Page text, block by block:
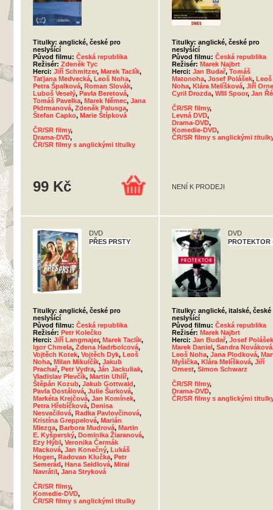
Titulky: anglické, české pro
neslyšící
Původ filmu: Česká republika
Režisér: Zdeněk Tyc
Herci: Jiří Schmitzer, Marek Taclík,
Taťjana Medvecká, Leoš Noha,
Petra Špalková, Roman Slovák,
Luboš Veselý, Pavla Beretová,
Tomáš Pavelka, Marek Němec, Jana
Pidrmanová, Zdeněk Palusga,
Štefan Capko, Marie Štípková
ČR/SR filmy,
Drama-DVD,
ČR/SR filmy s anglickými titulky
99 Kč
Titulky: anglické, české pro
neslyšící
Původ filmu: Česká republika
Režisér: Marek Najbrt
Herci: Jan Budař, Tomáš
Matonoha, Josef Polášek, Leoš
Noha, Klára Melíšková, Jiří
Cyril Drozda, Will Spoor, Jan
ČR/SR filmy,
Levná DVD,
Drama-DVD,
Komedie-DVD,
ČR/SR filmy s anglickými
NENÍ K PRODEJI
DVD
PŘES PRSTY
Titulky: anglické, české pro
neslyšící
Původ filmu: Česká republika
Režisér: Petr Kolečko
Herci: Jiří Langmajer, Marek Taclík,
Igor Chmela, Zdena Hadrbolcová,
Vojtěch Kotek, Vojtěch Dyk, Leoš
Noha, Milan Mikulčík, Jakub
Prachař, Petr Vydra, Ján Jackuliak,
Vladislav Plevčík, Martin Uhlíř,
Štěpán Kozub, Jakub Gottwald,
Pavla Dostálová, Julie Šurková,
Markéta Krejčová, Jan Komínek,
Petra Hřebíčková, Denisa
Nesvačilová, Radka Pavlovčinová,
Kristína Greppelová, Marián
Miezga, Barbora Mudrová, Martin
E. Kyšperský, Dominika Žiaranová,
Ezy Hýbl, Veronika Čermák
Macková, Jan Konečný, Lukáš
Hogen, Radovan Klučka, Petr
Semerád, Hana Seidlová, Mirai
Navrátil, Jana Stryková
ČR/SR filmy,
Komedie-DVD,
ČR/SR filmy s anglickými titulky
DVD
PROTEKTOR
Titulky: anglické, italské, české
neslyšící
Původ filmu: Česká republika
Režisér: Marek Najbrt
Herci: Jan Budař, Josef Polášek
Marek Daniel, Sandra Nováková
Leoš Noha, Jana Plodková,
Myšička, Klára Melíšková, Jiří
Ornest, Simon Schwarz
ČR/SR filmy,
Drama-DVD,
ČR/SR filmy s anglickými